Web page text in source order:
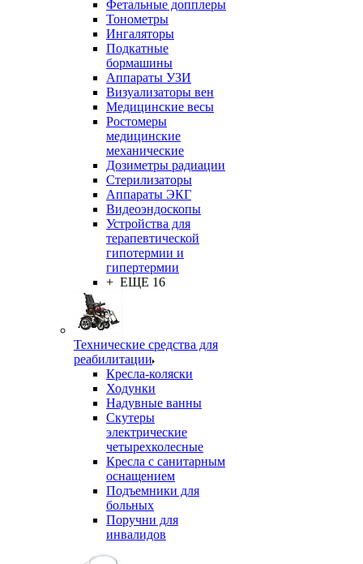
Фетальные допплеры
Тонометры
Ингаляторы
Подкатные
бормашины
Аппараты УЗИ
Визуализаторы вен
Медицинские весы
Ростомеры
медицинские
механические
Дозиметры радиации
Стерилизаторы
Аппараты ЭКГ
Видеоэндоскопы
Устройства для
терапевтической
гипотермии и
гипертермии
+ ЕЩЕ 16
Технические средства для
реабилитации
Кресла-коляски
Ходунки
Надувные ванны
Скутеры
электрические
четырехколесные
Кресла с санитарным
оснащением
Подъемники для
больных
Поручни для
инвалидов